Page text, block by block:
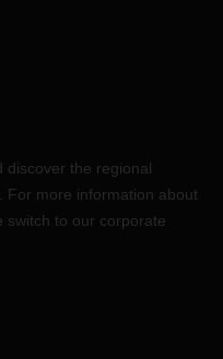
drainage seront
et le Vorarlberg
retards entre avril et
discover the regional
For more information about
switch to our corporate